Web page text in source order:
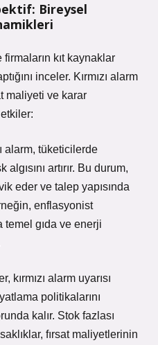
Bireysel
kıt kaynaklar
inceler. Kırmızı alarm
maliyeti ve karar
alarm, tüketicilerde
artırır. Bu durum,
eder ve talep yapısında
enflasyonist
temel gıda ve enerji
alarm uyarısı
politikalarını
kalır. Stok fazlası
fırsat maliyetlerinin